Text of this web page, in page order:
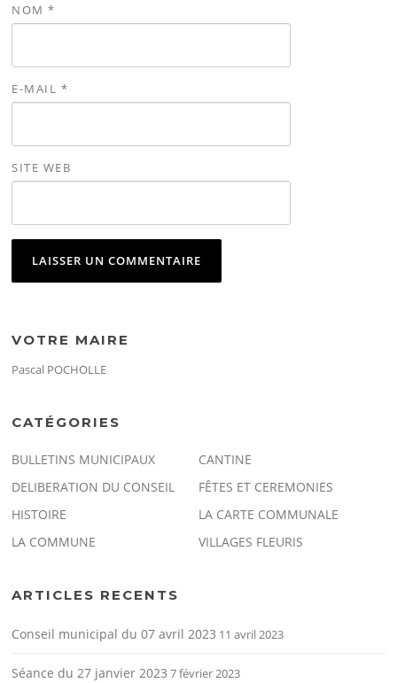
NOM*
E-MAIL *
SITE WEB
VOTRE MAIRE
Pascal POCHOLLE
CATÉGORIES
BULLETINS MUNICIPAUX
CANTINE
DELIBERATION DU CONSEIL
FÊTES ET CEREMONIES
HISTOIRE
LA CARTE COMMUNALE
LA COMMUNE
VILLAGES FLEURIS
ARTICLES RECENTS
Conseil municipal du 07 avril 2023 11 avril 2023
Séance du 27 janvier 2023 7 février 2023